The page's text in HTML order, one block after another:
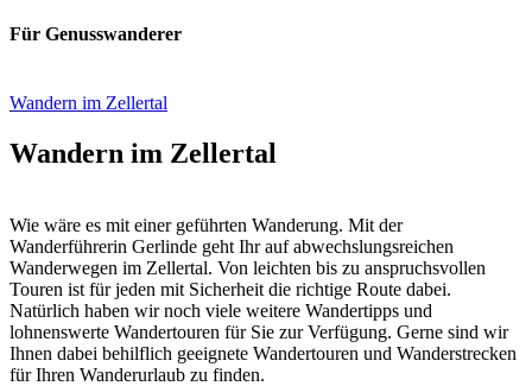
Für Genusswanderer
Wandern im Zellertal
Wandern im Zellertal
Wie wäre es mit einer geführten Wanderung. Mit der
Wanderführerin Gerlinde geht Ihr auf abwechslungsreichen
Wanderwegen im Zellertal. Von leichten bis zu anspruchsvollen
Touren ist für jeden mit Sicherheit die richtige Route dabei.
Natürlich haben wir noch viele weitere Wandertipps und
lohnenswerte Wandertouren für Sie zur Verfügung. Gerne sind wir
Ihnen dabei behilflich geeignete Wandertouren und Wanderstrecken
für Ihren Wanderurlaub zu finden.